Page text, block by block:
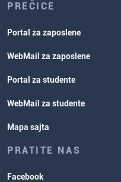
PREČICE
Portal za zaposlene
WebMail za zaposlene
Portal za studente
WebMail za studente
Mapa sajta
PRATITE NAS
Facebook